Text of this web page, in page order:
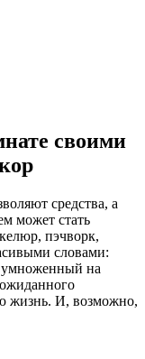
своими
средства, а
может стать
пэчворк,
словами:
умноженный на
жизнь. И, возможно,